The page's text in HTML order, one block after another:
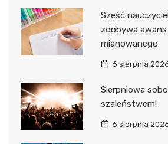
Sześć
zdobywa
mianowanego
6 sierpnia
Sierpniowa
szaleństwem!
6 sierpnia